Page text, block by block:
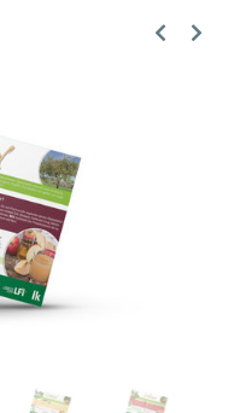
Previous
Next